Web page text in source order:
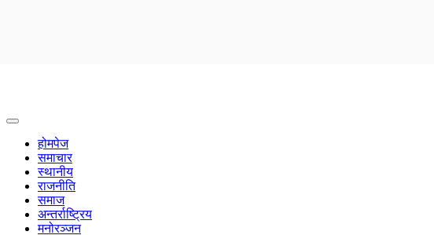
होमपेज
समाचार
स्थानीय
राजनीति
समाज
अन्तर्राष्ट्रिय
मनोरञ्जन